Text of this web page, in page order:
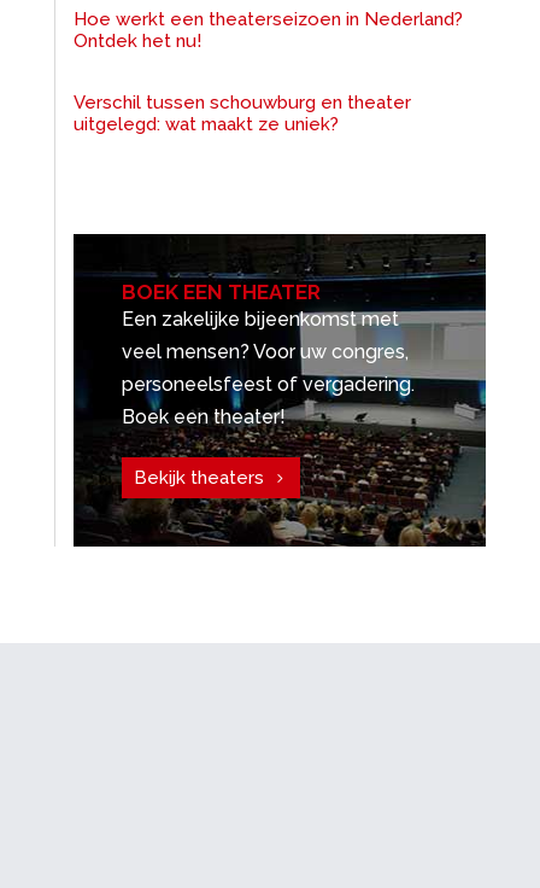
Hoe werkt een theaterseizoen in Nederland?
Ontdek het nu!
Verschil tussen schouwburg en theater
uitgelegd: wat maakt ze uniek?
BOEK EEN THEATER
Een zakelijke bijeenkomst met
veel mensen? Voor uw congres,
personeelsfeest of vergadering.
Boek een theater!
Bekijk theaters